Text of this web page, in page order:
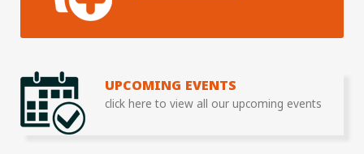
UPCOMING EVENTS
click here to view all our upcoming events